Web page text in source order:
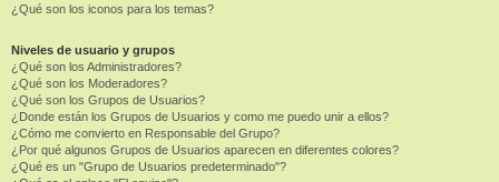
¿Qué son los iconos para los temas?
Niveles de usuario y grupos
¿Qué son los Administradores?
¿Qué son los Moderadores?
¿Qué son los Grupos de Usuarios?
¿Donde están los Grupos de Usuarios y como me puedo unir a ellos?
¿Cómo me convierto en Responsable del Grupo?
¿Por qué algunos Grupos de Usuarios aparecen en diferentes colores?
¿Qué es un "Grupo de Usuarios predeterminado"?